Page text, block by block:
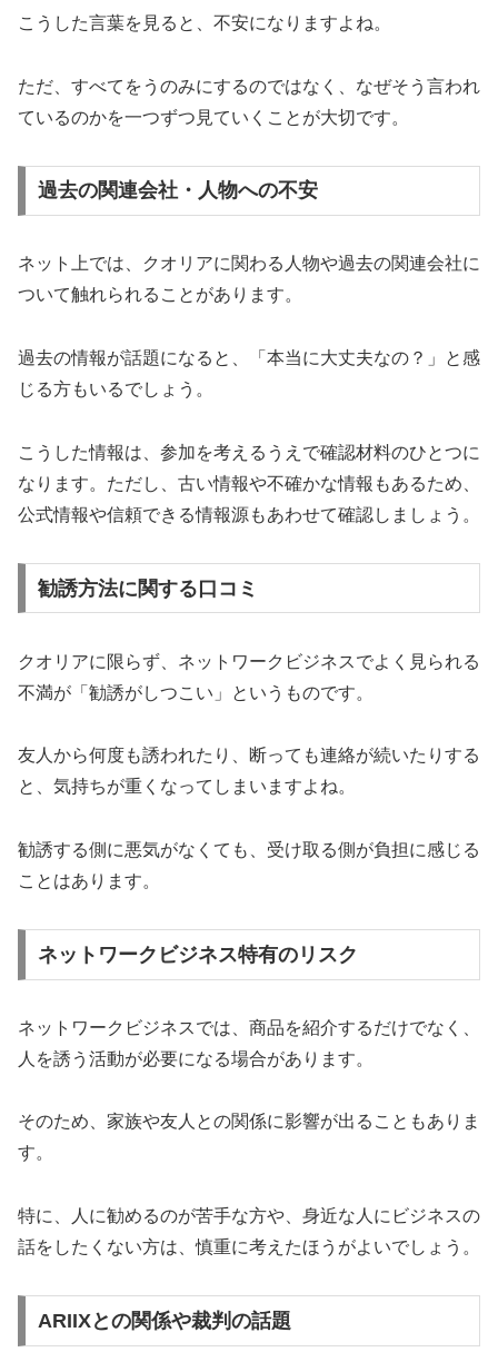
こうした言葉を見ると、不安になりますよね。
ただ、すべてをうのみにするのではなく、なぜそう言われ
ているのかを一つずつ見ていくことが大切です。
過去の関連会社・人物への不安
ネット上では、クオリアに関わる人物や過去の関連会社に
ついて触れられることがあります。
過去の情報が話題になると、「本当に大丈夫なの？」と感
じる方もいるでしょう。
こうした情報は、参加を考えるうえで確認材料のひとつに
なります。ただし、古い情報や不確かな情報もあるため、
公式情報や信頼できる情報源もあわせて確認しましょう。
勧誘方法に関する口コミ
クオリアに限らず、ネットワークビジネスでよく見られる
不満が「勧誘がしつこい」というものです。
友人から何度も誘われたり、断っても連絡が続いたりする
と、気持ちが重くなってしまいますよね。
勧誘する側に悪気がなくても、受け取る側が負担に感じる
ことはあります。
ネットワークビジネス特有のリスク
ネットワークビジネスでは、商品を紹介するだけでなく、
人を誘う活動が必要になる場合があります。
そのため、家族や友人との関係に影響が出ることもありま
す。
特に、人に勧めるのが苦手な方や、身近な人にビジネスの
話をしたくない方は、慎重に考えたほうがよいでしょう。
ARIIXとの関係や裁判の話題